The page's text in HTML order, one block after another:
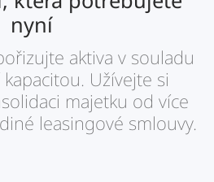
nyní
aktiva v souladu
Užívejte si
majetku od více
leasingové smlouvy.